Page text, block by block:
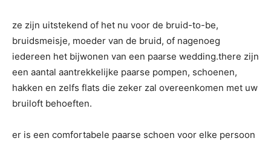
ze zijn uitstekend of het nu voor de bruid-to-be,
bruidsmeisje, moeder van de bruid, of nagenoeg
iedereen het bijwonen van een paarse wedding.there zijn
een aantal aantrekkelijke paarse pompen, schoenen,
hakken en zelfs flats die zeker zal overeenkomen met uw
bruiloft behoeften.
er is een comfortabele paarse schoen voor elke persoon